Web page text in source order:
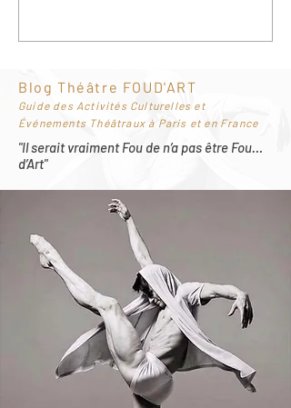
Blog Théâtre FOUD'ART
Guide des Activités Culturelles et
Événements Théâtraux à Paris et en France
"Il serait vraiment Fou de n’a pas être Fou…
d’Art"